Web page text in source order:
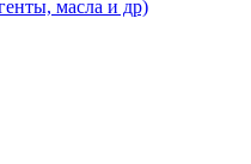
масла и др)